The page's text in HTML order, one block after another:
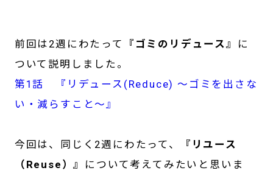
前回は2週にわたって 『ゴミのリデュース』
に
ついて説明しました。
第1話 『リデュース(Reduce) ～ゴミを出さな
い・減らすこと～』
今回は、同じく2週にわたって、
『リユース
（Reuse）』 について考えてみたいと思いま